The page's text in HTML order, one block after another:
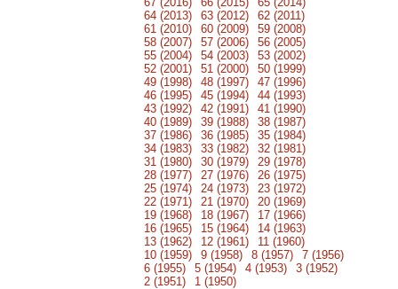
64 (2013)
63 (2012)
62 (2011)
61 (2010)
60 (2009)
59 (2008)
58 (2007)
57 (2006)
56 (2005)
55 (2004)
54 (2003)
53 (2002)
52 (2001)
51 (2000)
50 (1999)
49 (1998)
48 (1997)
47 (1996)
46 (1995)
45 (1994)
44 (1993)
43 (1992)
42 (1991)
41 (1990)
40 (1989)
39 (1988)
38 (1987)
37 (1986)
36 (1985)
35 (1984)
34 (1983)
33 (1982)
32 (1981)
31 (1980)
30 (1979)
29 (1978)
28 (1977)
27 (1976)
26 (1975)
25 (1974)
24 (1973)
23 (1972)
22 (1971)
21 (1970)
20 (1969)
19 (1968)
18 (1967)
17 (1966)
16 (1965)
15 (1964)
14 (1963)
13 (1962)
12 (1961)
11 (1960)
10 (1959)
9 (1958) 8 (1957)
7 (1956)
6 (1955)
5 (1954) 4 (1953)
3 (1952)
2 (1951)
1 (1950)